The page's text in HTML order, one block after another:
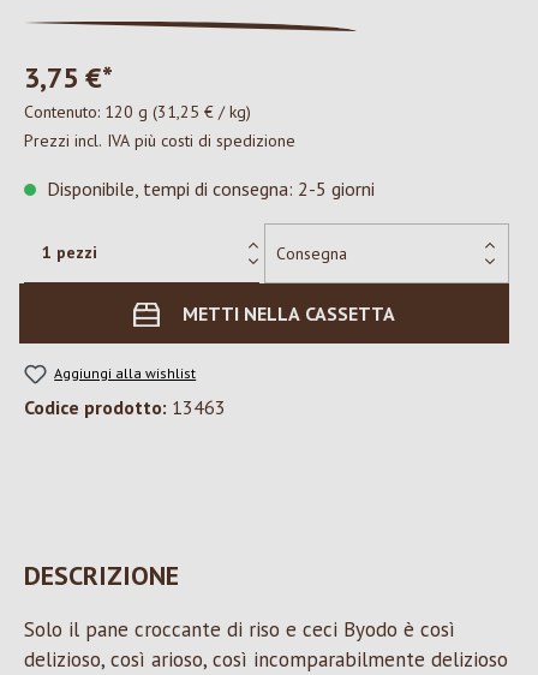
3,75 €*
Contenuto: 120 g (31,25 € / kg)
Prezzi incl. IVA più costi di spedizione
Disponibile, tempi di consegna: 2-5 giorni
METTI NELLA CASSETTA
Aggiungi alla wishlist
Codice prodotto: 13463
DESCRIZIONE
Solo il pane croccante di riso e ceci Byodo è così
delizioso, così arioso, così incomparabilmente delizioso